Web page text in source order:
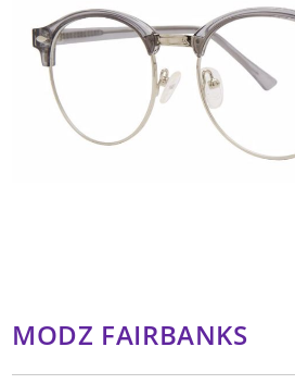
MODZ FAIRBANKS